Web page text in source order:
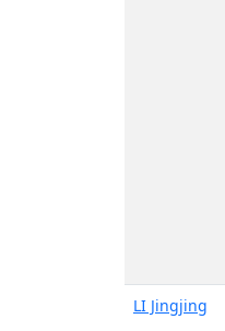
LI Jingjing